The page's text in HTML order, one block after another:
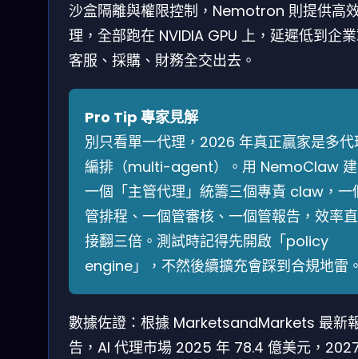
沙盒隔離與權限控制，Nemotron 則提供高
理，全部跑在 NVIDIA GPU 上，延遲低到企
客服、採購、財務全交出去。
Pro Tip 專家見解
別只看單一代理，2026 年真正贏家是多代
編排（multi-agent）。用 NemoClaw 建
一個「主管代理」統籌三個專責 claw，一
管排程、一個管審核、一個管報告，效率直
接翻三倍。測試時記得先開啟「policy
engine」，不然後續擴充會踩到合規地雷
數據佐證：根據 MarketsandMarkets 最新
告，AI 代理市場 2025 年 78.4 億美元，